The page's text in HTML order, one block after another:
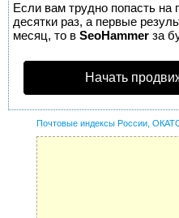
Если вам трудно попасть на
десятки раз, а первые
месяц, то в SeoHammer за
Начать
Почтовые индексы России,